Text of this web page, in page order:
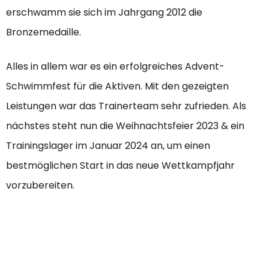
erschwamm sie sich im Jahrgang 2012 die
Bronzemedaille.
Alles in allem war es ein erfolgreiches Advent-
Schwimmfest für die Aktiven. Mit den gezeigten
Leistungen war das Trainerteam sehr zufrieden. Als
nächstes steht nun die Weihnachtsfeier 2023 & ein
Trainingslager im Januar 2024 an, um einen
bestmöglichen Start in das neue Wettkampfjahr
vorzubereiten.